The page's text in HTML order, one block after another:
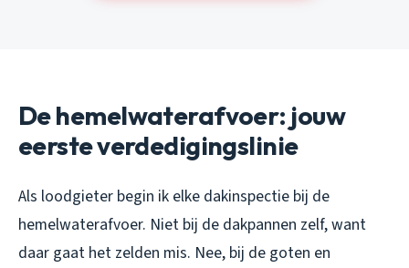
De hemelwaterafvoer: jouw
eerste verdedigingslinie
Als loodgieter begin ik elke dakinspectie bij de
hemelwaterafvoer. Niet bij de dakpannen zelf, want
daar gaat het zelden mis. Nee, bij de goten en